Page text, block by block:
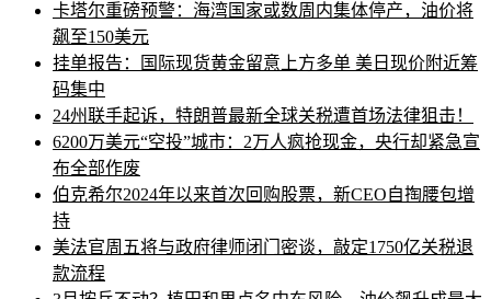
卡塔尔重磅预警：海湾国家或数周内集体停产，油价将
飙至150美元
挂单报告：国际现货黄金留意上方多单 美日现价附近筹
码集中
24州联手起诉，特朗普最新全球关税遭首场法律狙击！
6200万美元“空投”城市：2万人疯抢现金，央行却紧急宣
布全部作废
伯克希尔2024年以来首次回购股票，新CEO自掏腰包增
持
美法官周五将与政府律师闭门密谈，敲定1750亿关税退
款流程